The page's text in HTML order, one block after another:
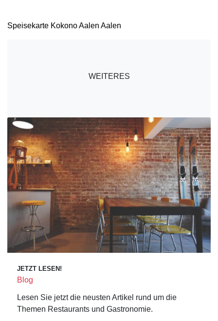
Speisekarte Kokono Aalen Aalen
WEITERES
JETZT LESEN!
Blog
Lesen Sie jetzt die neusten Artikel rund um die
Themen Restaurants und Gastronomie.